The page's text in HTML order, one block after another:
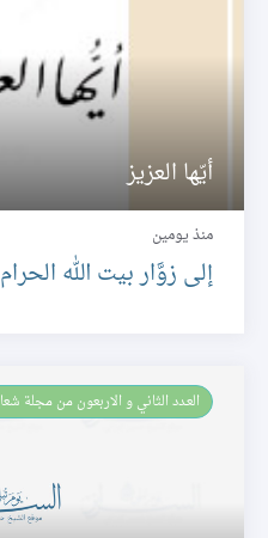
أيّها العزيز
منذ يومين
إلى زوَّار بيت الله الحرام
العـدد الثاني و الاربعون من مجلة شعائر